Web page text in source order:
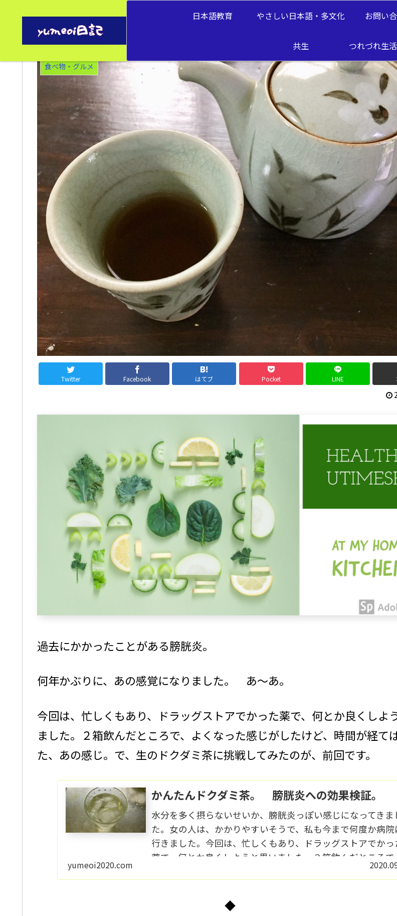
日本語教育 やさしい日本語・多文化
共生
お問い
つれづれ生
古いドクダミ茶を焙じてみた。 膀胱炎対策に。
食べ物・グルメ
Twitter Facebook はてブ Pocket LINE
過去にかかったことがある膀胱炎。
何年かぶりに、あの感覚になりました。 あ～あ。
今回は、忙しくもあり、ドラッグストアでかった薬で、何とか良くしよ
ました。２箱飲んだところで、よくなった感じがしたけど、時間が経て
た、あの感じ。で、生のドクダミ茶に挑戦してみたのが、前回です。
かんたんドクダミ茶。 膀胱炎への効果検証。
水分を多く摂らないせいか、膀胱炎っぽい感じになってきま
た。女の人は、かかりやすいそうで、私も今まで何度か病院
行きました。今回は、忙しくもあり、ドラッグストアでかっ
薬で、何とか良くしようと思いました。２箱飲んだところで...
yumeoi2020.com
◆